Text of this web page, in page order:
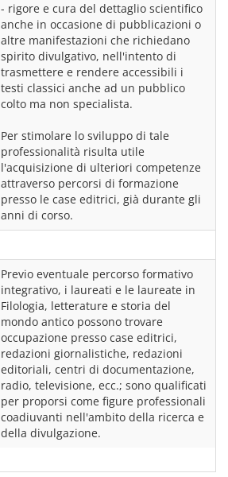
- rigore e cura del dettaglio scientifico
anche in occasione di pubblicazioni o
altre manifestazioni che richiedano
spirito divulgativo, nell'intento di
trasmettere e rendere accessibili i
testi classici anche ad un pubblico
colto ma non specialista.
Per stimolare lo sviluppo di tale
professionalità risulta utile
l'acquisizione di ulteriori competenze
attraverso percorsi di formazione
presso le case editrici, già durante gli
Previo eventuale percorso formativo
integrativo, i laureati e le laureate in
Filologia, letterature e storia del
mondo antico possono trovare
occupazione presso case editrici,
redazioni giornalistiche, redazioni
editoriali, centri di documentazione,
radio, televisione, ecc.; sono qualificati
per proporsi come figure professionali
coadiuvanti nell'ambito della ricerca e
della divulgazione.